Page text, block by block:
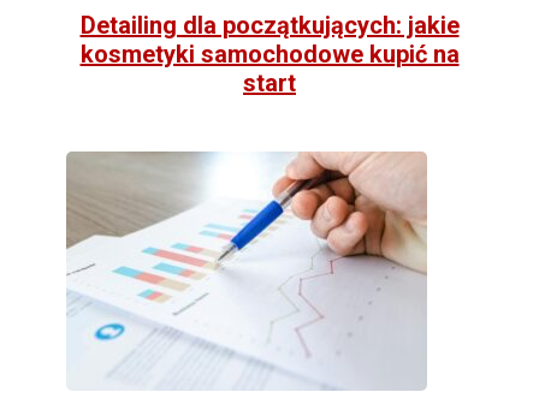
Detailing dla początkujących: jakie
kosmetyki samochodowe kupić na
start